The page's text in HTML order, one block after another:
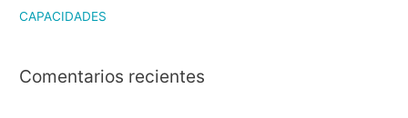
CAPACIDADES
Comentarios recientes